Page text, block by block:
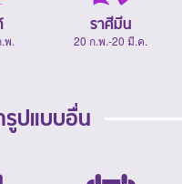
พ.
ราศีมีน
20 ก.พ.-20 มี.ค.
รูปแบบอื่น